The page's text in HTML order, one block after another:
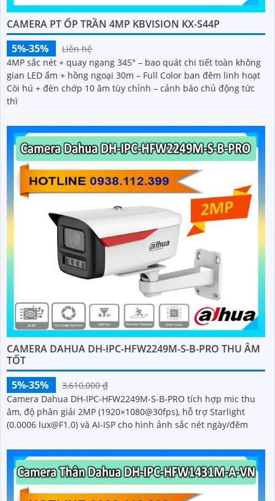
CAMERA PT ỐP TRẦN 4MP KBVISION KX-S44P
5%-35%
Liên hệ
4MP sắc nét + quay ngang 345° – bao quát chi tiết toàn không
gian LED ấm + hồng ngoại 30m – Full Color ban đêm linh hoạt
Còi hú + đèn chớp 10 âm tùy chỉnh – cảnh báo chủ động tức
thì
CAMERA DAHUA DH-IPC-HFW2249M-S-B-PRO THU ÂM
TỐT
5%-35%
3,610,000 ₫
Camera Dahua DH-IPC-HFW2249M-S-B-PRO tích hợp mic thu
âm, độ phân giải 2MP (1920×1080@30fps), hỗ trợ Starlight
(0.0006 lux@F1.0) và AI-ISP cho hình ảnh sắc nét ngày/đêm